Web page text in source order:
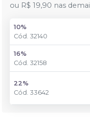
ou R$ 19,90 nas
10%
Cód.32140
16%
Cód.32158
22%
Cód.33642